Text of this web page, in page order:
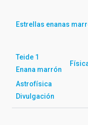
Estrellas enanas
Teide 1
Enana marrón
Astrofísica
Divulgación